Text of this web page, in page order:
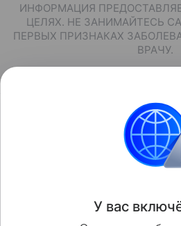
ИНФОРМАЦИЯ
ЦЕЛЯХ. НЕ ЗАНИМАЙТЕСЬ
ПЕРВЫХ ПРИЗНАКАХ
ВРАЧУ.
У вас включ